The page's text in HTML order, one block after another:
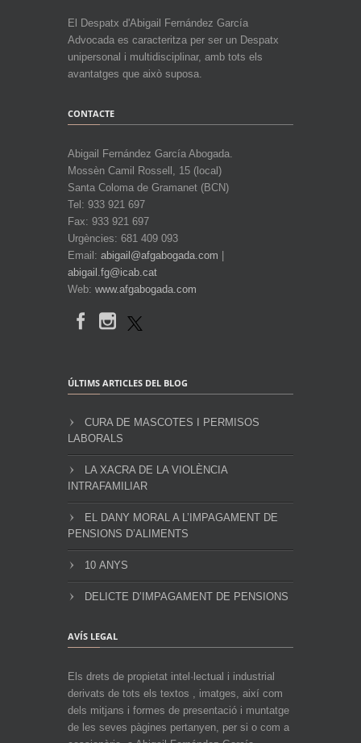
El Despatx d'Abigail Fernández García
Advocada es caracteritza per ser un Despatx
unipersonal i multidisciplinar, amb tots els
avantatges que això suposa.
CONTACTE
Abigail Fernández García Abogada.
Mossèn Camil Rossell, 15 (local)
Santa Coloma de Gramanet (BCN)
Tel: 933 921 697
Fax: 933 921 697
Urgències: 681 409 093
Email: abigail@afgabogada.com
abigail.fg@icab.cat
Web: www.afgabogada.com
ÚLTIMS ARTICLES DEL BLOG
CURA DE MASCOTES I PERMISOS
LABORALS
LA XACRA DE LA VIOLÈNCIA
INTRAFAMILIAR
EL DANY MORAL A L’IMPAGAMENT DE
PENSIONS D’ALIMENTS
10 ANYS
DELICTE D’IMPAGAMENT DE PENSIONS
AVÍS LEGAL
Els drets de propietat intel·lectual i industrial
derivats de tots els textos , imatges, així com
dels mitjans i formes de presentació i muntatge
de les seves pàgines pertanyen, per si o com a